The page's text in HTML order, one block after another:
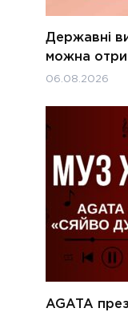
Державні
можна
06.08.2026
AGATA